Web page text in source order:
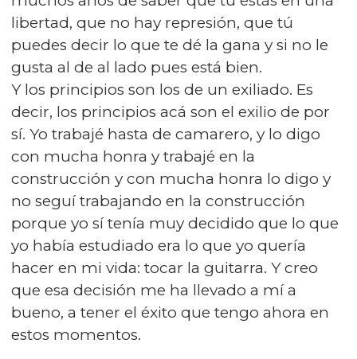
libertad, que no hay represión, que tú
puedes decir lo que te dé la gana y si no le
gusta al de al lado pues está bien.
Y los principios son los de un exiliado. Es
decir, los principios acá son el exilio de por
sí. Yo trabajé hasta de camarero, y lo digo
con mucha honra y trabajé en la
construcción y con mucha honra lo digo y
no seguí trabajando en la construcción
porque yo sí tenía muy decidido que lo que
yo había estudiado era lo que yo quería
hacer en mi vida: tocar la guitarra. Y creo
que esa decisión me ha llevado a mí a
bueno, a tener el éxito que tengo ahora en
estos momentos.